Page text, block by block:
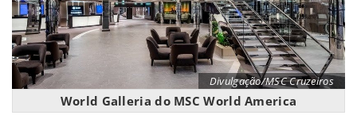
Divulgação/MSC Cruzeiros
World Galleria do MSC World America